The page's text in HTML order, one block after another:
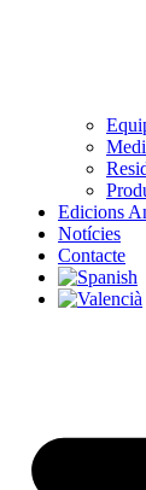
Edicions
Notícies
Contacte